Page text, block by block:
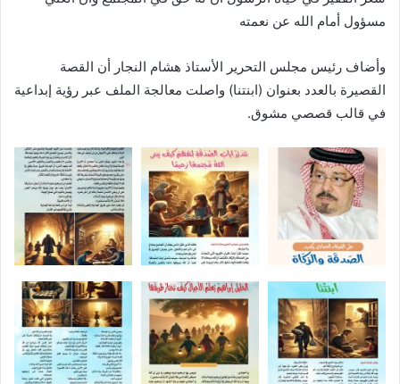
مسؤول أمام الله عن نعمته
وأضاف رئيس مجلس التحرير الأستاذ هشام النجار أن القصة
القصيرة بالعدد بعنوان (ابنتنا) واصلت معالجة الملف عبر رؤية إبداعية
في قالب قصصي مشوق.